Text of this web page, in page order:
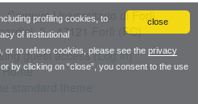
close
profiling cookies, to
of institutional
or to refuse cookies, please see the privacy
by clicking on “close”, you consent to the use
Campus Universitario di Forlì
5 - 47121 Forlì (FC)
guest access (Log in)
Home